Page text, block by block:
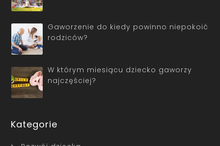
Gaworzenie do kiedy powinno niepokoić
rodziców?
W którym miesiącu dziecko gaworzy
najczęściej?
Kategorie